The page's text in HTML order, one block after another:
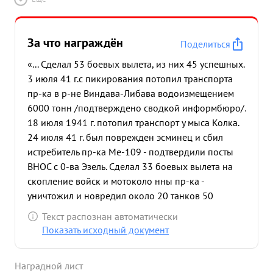
ачирс своей ный боево ущерб ге центры, деятел
врагу Военно-м ности. Сотни 1/4 дорож фашист
комму ЗАЖАНОВ лез. шленные икациях. ким не
узлы. жалея извер Дорого храбры своих ам
принес обошл сил вои и им на див морско кие
немц ни, базы нашу беспоща офицер землю его
аэродромы действи столько но мстит гвардии и
желе горя капитан немецко нореки и потопление
шести тра исп ортов общим водоизме ением 9000
потопление катер пов дение транспор шение тов.
КП дивизии еров и сам боевых лета Хе-173,
вылетов, и за минонос произве сбити енные 15
разруи ...»
За что награждён
Поделиться
«... Сделал 53 боевых вылета, из них 45 успешных.
3 июля 41 г.с пикирования потопил транспорта
пр-ка в р-не Виндава-Либава водоизмещением
6000 тонн /подтверждено сводкой информбюро/.
18 июля 1941 г. потопил транспорт у мыса Колка.
24 июля 41 г. был поврежден эсминец и сбил
истребитель пр-ка Ме-109 - подтвердили посты
ВНОС с 0-ва Эзель. Сделал 33 боевых вылета на
скопление войск и мотоколо нны пр-ка -
уничтожил и новредил около 20 танков 50
автомашин с войсками и грузами пр-ка, истребил
много солдат и офицеров пр-ка. Произвел 5
причинены значительные повреждения /
Текст распознан автоматически
Показать исходный документ
Наградной лист